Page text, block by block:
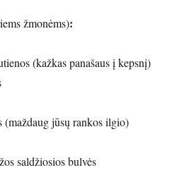
žmonėms):
(kažkas panašaus į kepsnį)
(maždaug jūsų rankos ilgio)
saldžiosios bulvės